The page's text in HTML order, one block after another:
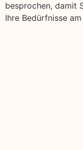
besprochen, damit
Ihre Bedürfnisse